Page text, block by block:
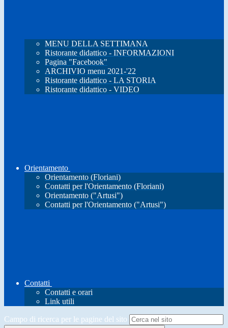
MENU DELLA SETTIMANA
Ristorante didattico - INFORMAZIONI
Pagina "Facebook"
ARCHIVIO menu 2021-'22
Ristorante didattico - LA STORIA
Ristorante didattico - VIDEO
Orientamento
Orientamento (Floriani)
Contatti per l'Orientamento (Floriani)
Orientamento ("Artusi")
Contatti per l'Orientamento ("Artusi")
Contatti
Contatti e orari
Link utili
Campo di ricerca per le pagine del sito